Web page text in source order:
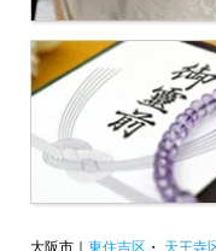
大阪市｜ 東住吉区 ・ 天王寺